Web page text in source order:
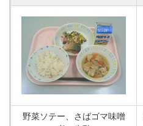
野菜ソテー、さばゴマ味噌